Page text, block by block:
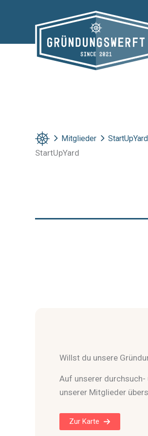
Mitglieder StartUpYard
StartUpYard
Willst du unsere
Auf unserer
unserer Mitglieder
Zur Karte